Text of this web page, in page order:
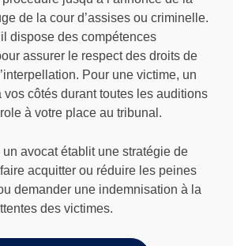
de la cour d’assises ou criminelle.
dispose des compétences
assurer le respect des droits de
Pour une victime, un
vos côtés durant toutes les auditions
à votre place au tribunal.
un avocat établit une stratégie de
acquitter ou réduire les peines
demander une indemnisation à la
des victimes.